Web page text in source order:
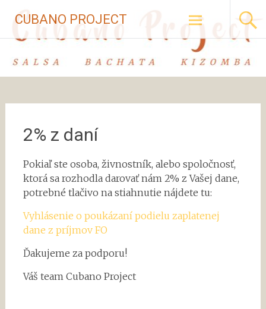
CUBANO PROJECT
Skip to
content
2% z daní
Pokiaľ ste osoba, živnostník, alebo spoločnosť,
ktorá sa rozhodla darovať nám 2% z Vašej dane,
potrebné tlačivo na stiahnutie nájdete tu:
Vyhlásenie o poukázaní podielu zaplatenej
dane z príjmov FO
Ďakujeme za podporu!
Váš team Cubano Project